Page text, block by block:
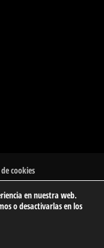
cookies
en nuestra web.
o desactivarlas en los